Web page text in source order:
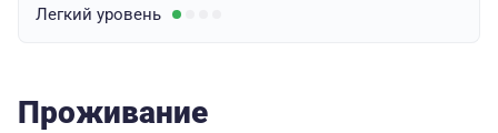
Легкий уровень
Проживание